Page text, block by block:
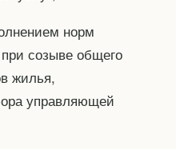
норм
созыве общего
жилья,
управляющей